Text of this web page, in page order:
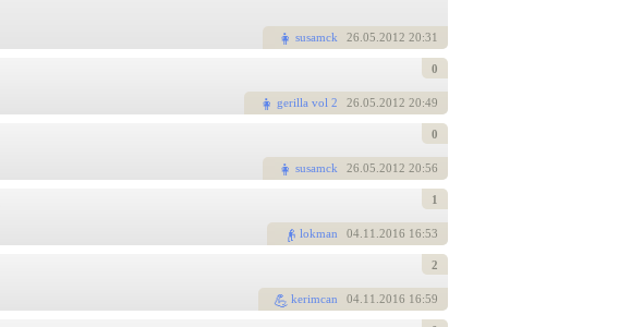
susamck 26 .05.2012 20:31
gerilla vol 2 26 .05.2012 20:49
0
susamck 26 .05.2012 20:56
0
lokman 04 .11.2016 16:53
1
kerimcan 04 .11.2016 16:59
2